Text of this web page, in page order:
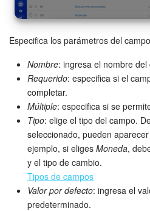
Automatización
Flujos de trabajo
Marketing
Gestión del inventario
Telefonía
Widget del empleado
Configuraciones de la
Especifica los parámetros del
Nombre: ingresa el nombre del
Requerido: especifica si el
completar.
Múltiple: especifica si se
Tipo: elige el tipo del campo.
seleccionado, pueden
ejemplo, si eliges Moneda,
y el tipo de cambio.
Tipos de campos
Valor por defecto: ingresa el
predeterminado.